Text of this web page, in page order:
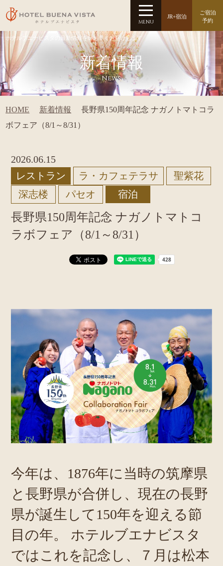
ホテルブエナビスタの最新情報をいち早くお届けします
新着情報
News
HOME 新着情報
長野県150周年記念 ナガノトマトコラ
ボフェア（8/1～8/31）
2026.06.15
レストラン
ラ・カフェテラサ
聖紫花
深志楼
パセオ 宿泊
長野県150周年記念 ナガノトマトコ
ラボフェア（8/1～8/31）
今年は、1876年に当時の筑摩県
と長野県が合併し、現在の長野
県が誕生して150年を迎える節
目の年。 ホテルブエナビスタ
ではこれを記念し、７月は松本
MENU
JR+宿泊
ご宿泊
予約